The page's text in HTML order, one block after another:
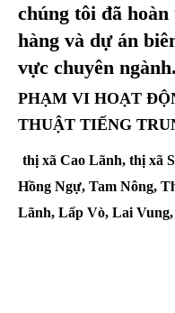
chúng tôi đã
hàng và dự án
vực chuyên ngành.
PHẠM VI HOẠT
THUẬT TIẾNG
thị xã Cao Lãnh, thị xã
Hồng Ngự, Tam Nông,
Lãnh, Lấp Vò, Lai